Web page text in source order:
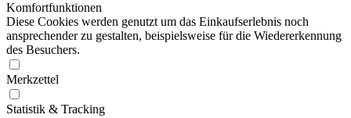
Komfortfunktionen
Diese Cookies werden genutzt um das Einkaufserlebnis noch
ansprechender zu gestalten, beispielsweise für die Wiedererkennung
des Besuchers.
Merkzettel
Statistik & Tracking